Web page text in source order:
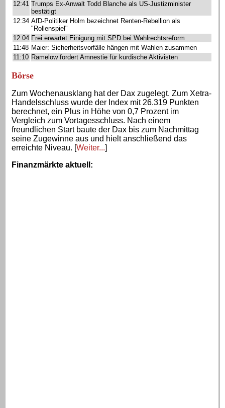
12:41 Trumps Ex-Anwalt Todd Blanche als US-Justizminister
bestätigt
12:34 AfD-Politiker Holm bezeichnet Renten-Rebellion als
"Rollenspiel"
12:04 Frei erwartet Einigung mit SPD bei Wahlrechtsreform
11:48 Maier: Sicherheitsvorfälle hängen mit Wahlen zusammen
11:10 Ramelow fordert Amnestie für kurdische Aktivisten
Börse
Zum Wochenausklang hat der Dax zugelegt. Zum Xetra-
Handelsschluss wurde der Index mit 26.319 Punkten
berechnet, ein Plus in Höhe von 0,7 Prozent im
Vergleich zum Vortagesschluss. Nach einem
freundlichen Start baute der Dax bis zum Nachmittag
seine Zugewinne aus und hielt anschließend das
erreichte Niveau. [Weiter...]
Finanzmärkte aktuell :